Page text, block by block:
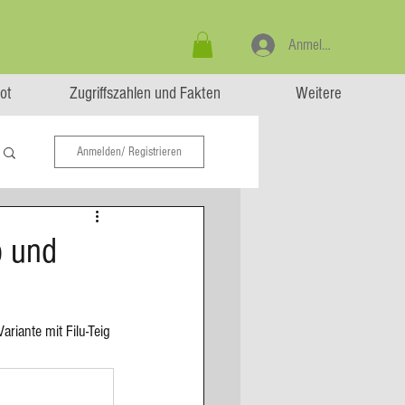
Zugriffszahlen und Fakten Weitere
Anmelden
Anmelden/ Registrieren
und
mit Filu-Teig